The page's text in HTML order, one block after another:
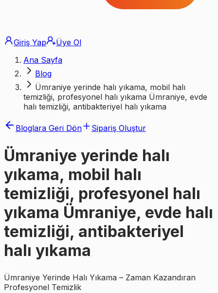
Giriş Yap
Üye Ol
Ana Sayfa
Blog
Ümraniye yerinde halı yıkama, mobil halı
temizliği, profesyonel halı yıkama Ümraniye, evde
halı temizliği, antibakteriyel halı yıkama
Bloglara Geri Dön Sipariş Oluştur
Ümraniye yerinde halı
yıkama, mobil halı
temizliği, profesyonel halı
yıkama Ümraniye, evde halı
temizliği, antibakteriyel
halı yıkama
Ümraniye Yerinde Halı Yıkama – Zaman Kazandıran
Profesyonel Temizlik